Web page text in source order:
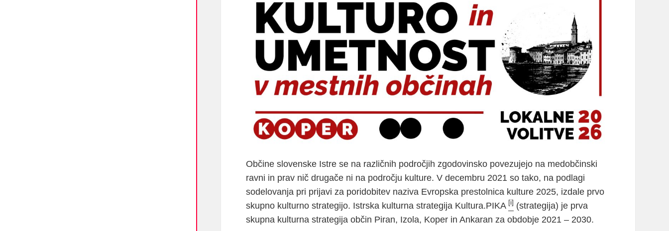
Občine slovenske Istre se na različnih področjih zgodovinsko povezujejo na medobčinski
ravni in prav nič drugače ni na področju kulture. V decembru 2021 so tako, na podlagi
sodelovanja pri prijavi za poridobitev naziva Evropska prestolnica kulture 2025, izdale prvo
skupno kulturno strategijo. Istrska kulturna strategija Kultura.PIKA [i] (strategija) je prva
skupna kulturna strategija občin Piran, Izola, Koper in Ankaran za obdobje 2021 – 2030.